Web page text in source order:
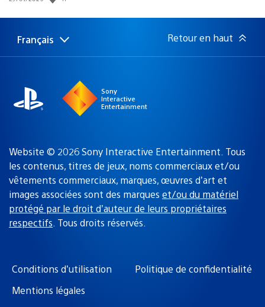
publication
Choisir
Région
Français Retour en haut
Sony
Interactive
Entertainment
Website © 2026 Sony Interactive Entertainment. Tous
les contenus, titres de jeux, noms commerciaux et/ou
vêtements commerciaux, marques, œuvres d’art et
images associées sont des marques et/ou du matériel
protégé par le droit d’auteur de leurs propriétaires
respectifs. Tous droits réservés.
Conditions d’utilisation
Politique de confidentialité
Mentions légales